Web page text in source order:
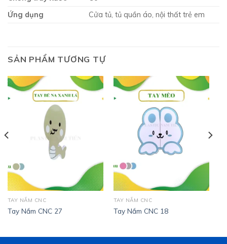
Ứng dụng
Cửa tủ, tủ quần áo, nội thất trẻ em
SẢN PHẨM TƯƠNG TỰ
TAY NẮM CNC
Tay Nắm CNC 27
TAY NẮM CNC
Tay Nắm CNC 18